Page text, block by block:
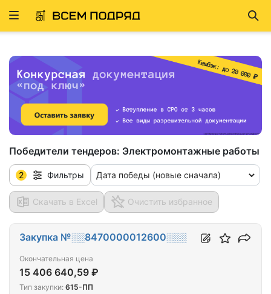
Развернуть
Победители тендеров: Электромонтажные работы
2 Фильтры Дата победы (новые сначала)
Скачать в Excel Очистить избранное
Закупка №░░8470000012600░░░
Окончательная цена
15 406 640,59 ₽
Тип закупки: 615-ПП